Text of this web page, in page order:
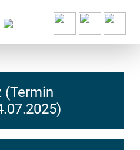
ed.ne
kalsn
id-gh
(Termin